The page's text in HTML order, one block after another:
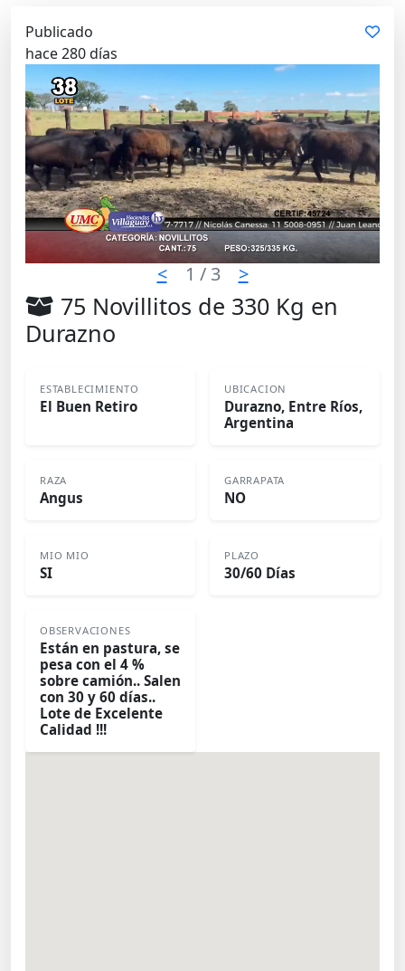
Publicado
hace 280 días
< 1 / 3 >
75 Novillitos de 330 Kg en
Durazno
ESTABLECIMIENTO
El Buen Retiro
UBICACION
Durazno, Entre Ríos,
Argentina
RAZA
Angus
GARRAPATA
NO
MIO MIO
SI
PLAZO
30/60 Días
OBSERVACIONES
Están en pastura, se
pesa con el 4 %
sobre camión.. Salen
con 30 y 60 días..
Lote de Excelente
Calidad !!!